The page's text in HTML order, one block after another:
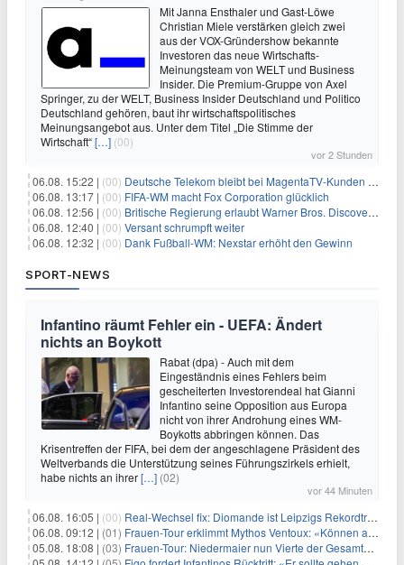
Mit Janna Ensthaler und Gast-Löwe
Christian Miele verstärken gleich zwei
aus der VOX-Gründershow bekannte
Investoren das neue Wirtschafts-
Meinungsteam von WELT und Business
Insider. Die Premium-Gruppe von Axel
Springer, zu der WELT, Business Insider Deutschland und Politico
Deutschland gehören, baut ihr wirtschaftspolitisches
Meinungsangebot aus. Unter dem Titel „Die Stimme der
Wirtschaft“[…] (00)
vor 2 Stunden
06.08. 15:22 | (00) Deutsche Telekom bleibt bei MagentaTV-Kunden vage
06.08. 13:17 | (00) FIFA-WM macht Fox Corporation glücklich
06.08. 12:56 | (00) Britische Regierung erlaubt Warner Bros. Discovery-Übernahme
06.08. 12:40 | (00) Versant schrumpft weiter
06.08. 12:32 | (00) Dank Fußball-WM: Nexstar erhöht den Gewinn
SPORT-NEWS
Infantino räumt Fehler ein - UEFA: Ändert
nichts an Boykott
Rabat (dpa) - Auch mit dem
Eingeständnis eines Fehlers beim
gescheiterten Investorendeal hat Gianni
Infantino seine Opposition aus Europa
nicht von ihrer Androhung eines WM-
Boykotts abbringen können. Das
Krisentreffen der FIFA, bei dem der angeschlagene Präsident des
Weltverbands die Unterstützung seines Führungszirkels erhielt,
habe nichts an ihrer[…] (02)
vor 44 Minuten
06.08. 16:05 | (00) Real-Wechsel fix: Diomande ist Leipzigs Rekordtransfer
06.08. 09:12 | (01) Frauen-Tour erklimmt Mythos Ventoux: «Können alles schaffen»
05.08. 18:08 | (03) Frauen-Tour: Niedermaier nun Vierte der Gesamtwertung